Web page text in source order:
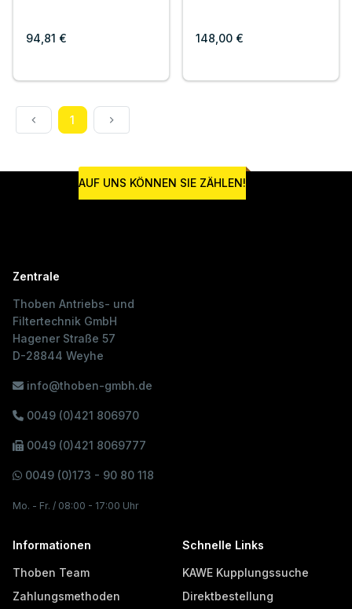
94,81 € 148,00 €
1
AUF UNS KÖNNEN SIE ZÄHLEN!
Zentrale
Thoben Antriebs- und
Filtertechnik GmbH
Hagener Straße 57
D-28844 Weyhe
info@thoben-gmbh.de
0049 (0)421 806970
0049 (0)421 8069777
0049 (0)173 - 90 80 118
Mo. - Fr. / 08:00 - 17:00 Uhr
Informationen
Thoben Team
Zahlungsmethoden
Schnelle Links
KAWE Kupplungssuche
Direktbestellung